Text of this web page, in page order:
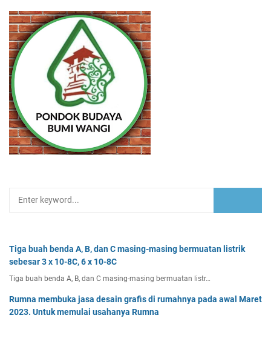
Tiga buah benda A, B, dan C masing-masing bermuatan listrik
sebesar 3 x 10-8C, 6 x 10-8C
Tiga buah benda A, B, dan C masing-masing bermuatan listr…
Rumna membuka jasa desain grafis di rumahnya pada awal Maret
2023. Untuk memulai usahanya Rumna